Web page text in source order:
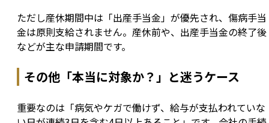
ただし産休期間中は「出産手当金」が優先され、傷病手当
金は原則支給されません。産休前や、出産手当金の終了後
などが主な申請期間です。
その他「本当に対象か？」と迷うケース
重要なのは「病気やケガで働けず、給与が支払われていな